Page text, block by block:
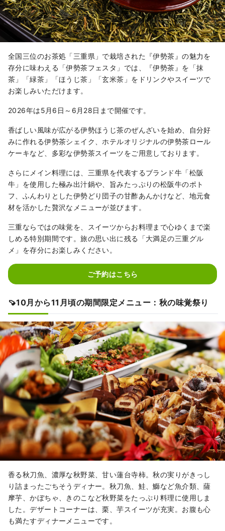
全国三位のお茶処「三重県」で栽培された『伊勢茶』の魅力を
存分に味わえる「伊勢茶フェスタ」では、『伊勢茶』を「抹
茶」「緑茶」「ほうじ茶」「玄米茶」をドリンクやスイーツで
お楽しみいただけます。
2026年は5月6日～6月28日まで開催です。
香ばしい風味が広がる伊勢ほうじ茶のぜんざいを始め、自分好
みに作れる伊勢茶シェイク、ホテルオリジナルの伊勢茶ロール
ケーキなど、多彩な伊勢茶スイーツをご用意しております。
さらにメイン料理には、三重県を代表するブランド牛「松阪
牛」を使用した極み出汁鍋や、旨みたっぷりの松阪牛のポト
フ、ふんわりとした伊勢どり団子の甘酢あんかけなど、地元食
材を活かした贅沢なメニューが並びます。
三重ならではの味覚を、スイーツからお料理まで心ゆくまで楽
しめる特別期間です。旅の思い出に残る「大満足の三重グル
メ」を存分にお楽しみください。
ご予約はこちら
🍠10月から11月頃の期間限定メニュー：秋の味覚祭り
香る秋刀魚、濃厚な秋野菜、甘い蓮台寺柿。秋の実りがきっし
り詰まったごちそうディナー。秋刀魚、鮭、鰤など魚介類、薩
摩芋、かぼちゃ、きのこなど秋野菜をたっぷり料理に使用しま
した。デザートコーナーは、栗、芋スイーツが充実。お腹も心
も満たすディナーメニューです。